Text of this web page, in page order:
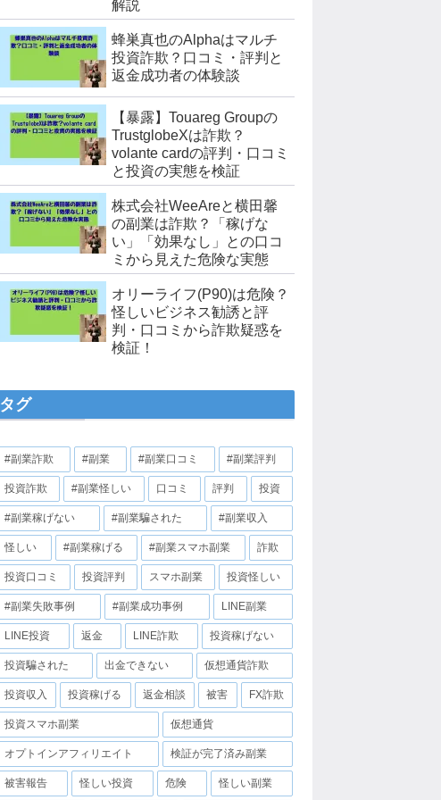
解説
蜂巣真也のAlphaはマルチ
投資詐欺？口コミ・評判と
返金成功者の体験談
【暴露】Touareg Groupの
TrustglobeXは詐欺？
volante cardの評判・口コミ
と投資の実態を検証
株式会社WeeAreと横田馨
の副業は詐欺？「稼げな
い」「効果なし」との口コ
ミから見えた危険な実態
オリーライフ(P90)は危険？
怪しいビジネス勧誘と評
判・口コミから詐欺疑惑を
検証！
タグ
#副業詐欺 #副業 #副業口コミ #副業評判
投資詐欺 #副業怪しい 口コミ 評判 投資
#副業稼げない #副業騙された #副業収入
怪しい #副業稼げる #副業スマホ副業 詐欺
投資口コミ 投資評判 スマホ副業 投資怪しい
#副業失敗事例 #副業成功事例 LINE副業
LINE投資 返金 LINE詐欺 投資稼げない
投資騙された 出金できない 仮想通貨詐欺
投資収入 投資稼げる 返金相談 被害 FX詐欺
投資スマホ副業 仮想通貨
オプトインアフィリエイト 検証が完了済み副業
被害報告 怪しい投資 危険 怪しい副業